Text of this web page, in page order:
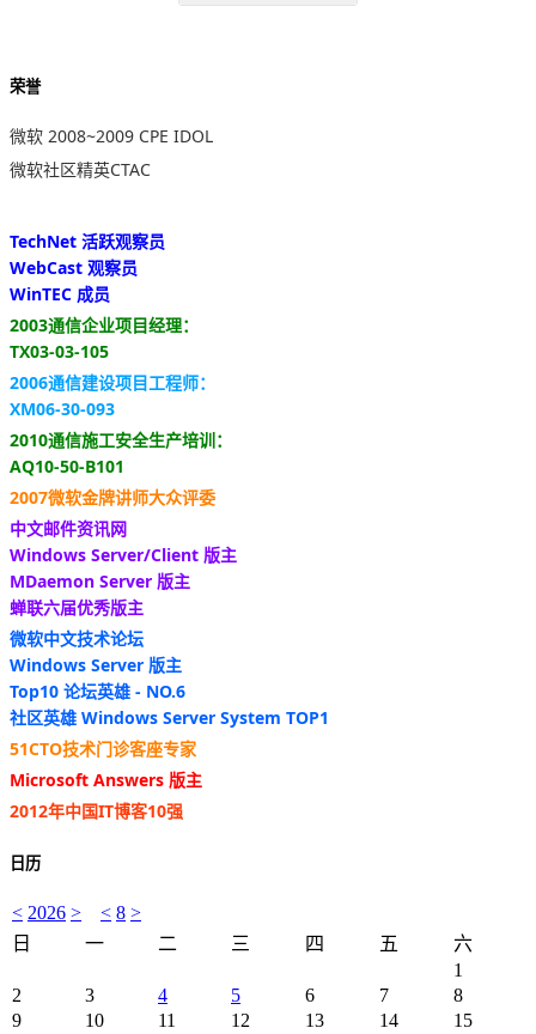
荣誉
微软 2008~2009 CPE IDOL
微软社区精英CTAC
TechNet 活跃观察员
WebCast 观察员
WinTEC 成员
2003通信企业项目经理：
TX03-03-105
2006通信建设项目工程师：
XM06-30-093
2010通信施工安全生产培训：
AQ10-50-B101
2007微软金牌讲师大众评委
中文邮件资讯网
Windows Server/Client 版主
MDaemon Server 版主
蝉联六届优秀版主
微软中文技术论坛
Windows Server 版主
Top10 论坛英雄 - NO.6
社区英雄 Windows Server System TOP1
51CTO技术门诊客座专家
Microsoft Answers 版主
2012年中国IT博客10强
日历
< 2026 > < 8 >
日
一 二 三 四 五
六
1
2
3 4 5 6 7
8
9
10 11 12 13 14
15